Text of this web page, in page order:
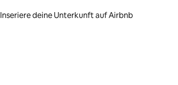
Inseriere deine Unterkunft auf Airbnb